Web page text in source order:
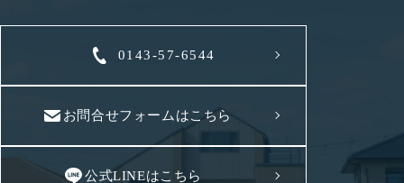
0143-57-6544
お問合せフォームはこちら
公式LINEはこちら